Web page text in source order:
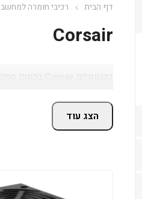
דף הבית רכיבי חומרה למחשב
Corsair
הצג עוד